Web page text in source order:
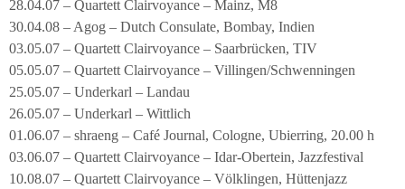
28.04.07 – Quartett Clairvoyance – Mainz, M8
30.04.08 – Agog – Dutch Consulate, Bombay, Indien
03.05.07 – Quartett Clairvoyance – Saarbrücken, TIV
05.05.07 – Quartett Clairvoyance – Villingen/Schwenningen
25.05.07 – Underkarl – Landau
26.05.07 – Underkarl – Wittlich
01.06.07 – shraeng – Café Journal, Cologne, Ubierring, 20.00 h
03.06.07 – Quartett Clairvoyance – Idar-Obertein, Jazzfestival
10.08.07 – Quartett Clairvoyance – Völklingen, Hüttenjazz